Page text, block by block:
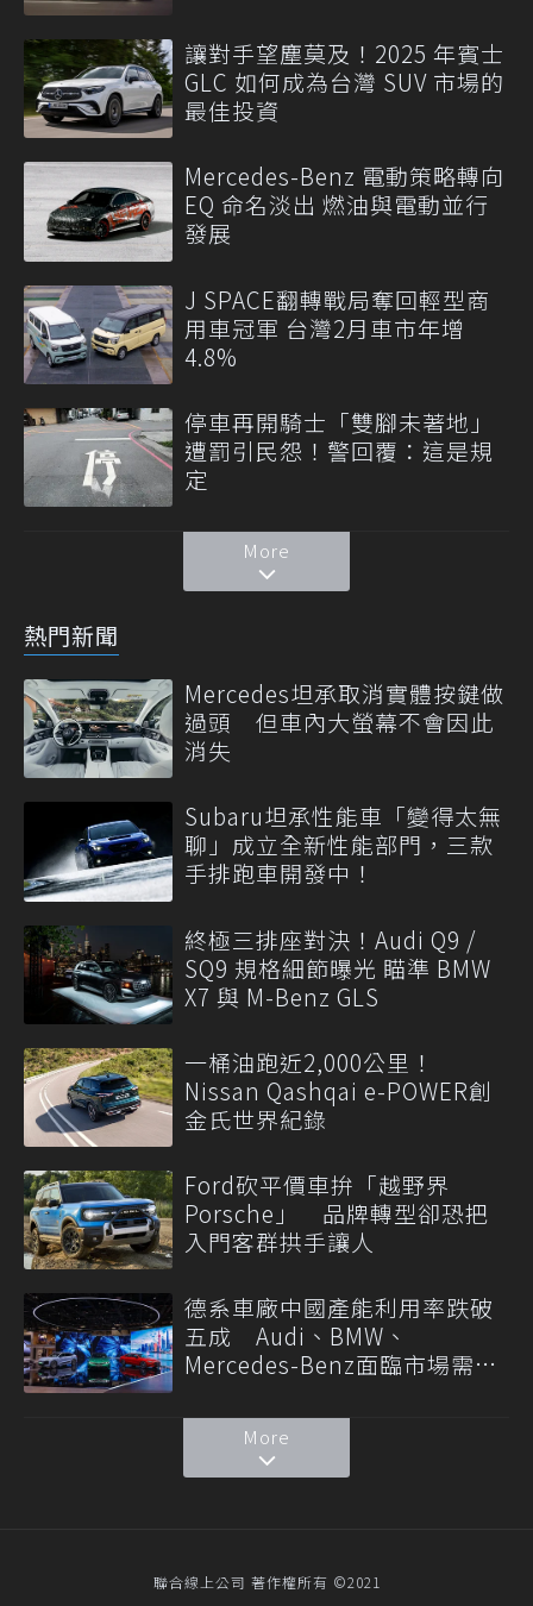
讓對手望塵莫及！2025 年賓士
GLC 如何成為台灣 SUV 市場的
最佳投資
Mercedes-Benz 電動策略轉向
EQ 命名淡出 燃油與電動並行
發展
J SPACE翻轉戰局奪回輕型商
用車冠軍 台灣2月車市年增
4.8%
停車再開騎士「雙腳未著地」
遭罰引民怨！警回覆：這是規
定
More
熱門新聞
Mercedes坦承取消實體按鍵做
過頭 但車內大螢幕不會因此
消失
Subaru坦承性能車「變得太無
聊」成立全新性能部門，三款
手排跑車開發中！
終極三排座對決！Audi Q9 /
SQ9 規格細節曝光 瞄準 BMW
X7 與 M-Benz GLS
一桶油跑近2,000公里！
Nissan Qashqai e-POWER創
金氏世界紀錄
Ford砍平價車拚「越野界
Porsche」 品牌轉型卻恐把
入門客群拱手讓人
德系車廠中國產能利用率跌破
五成 Audi、BMW、
Mercedes-Benz面臨市場需求
More
聯合線上公司 著作權所有 ©2021